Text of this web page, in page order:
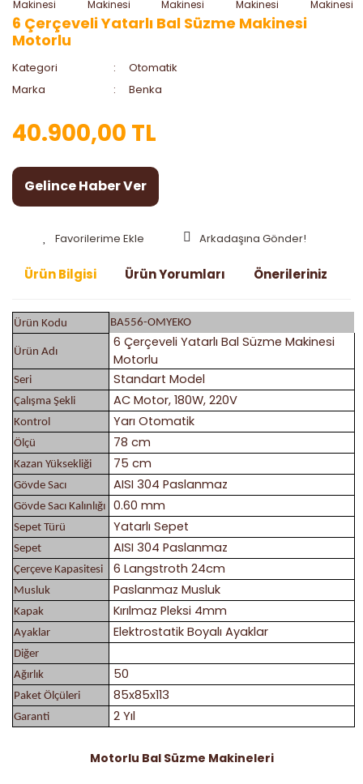
6 Çerçeveli Yatarlı Bal Süzme Makinesi
Motorlu
Kategori
Otomatik
Marka
Benka
40.900,00 TL
Gelince Haber Ver
Arkadaşına Gönder!
Ürün Bilgisi Ürün Yorumları Önerileriniz
Ürün Kodu BA556-OMYEKO
Ürün Adı
6 Çerçeveli Yatarlı Bal Süzme Makinesi
Motorlu
Seri Standart Model
Çalışma Şekli AC Motor, 180W, 220V
Kontrol Yarı Otomatik
Ölçü 78 cm
Kazan Yüksekliği 75 cm
Gövde Sacı AISI 304 Paslanmaz
Gövde Sacı Kalınlığı 0.60 mm
Sepet Türü Yatarlı Sepet
Sepet AISI 304 Paslanmaz
Çerçeve Kapasitesi 6 Langstroth 24cm
Musluk Paslanmaz Musluk
Kapak Kırılmaz Pleksi 4mm
Ayaklar Elektrostatik Boyalı Ayaklar
Diğer
Ağırlık
50
Paket Ölçüleri 85x85x113
Garanti 2 Yıl
Motorlu Bal Süzme Makineleri